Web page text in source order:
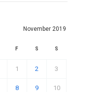
November 2019
F S S
1 2 3
8 9 10